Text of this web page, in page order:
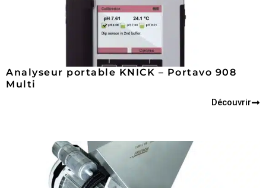
Analyseur portable KNICK – Portavo 908
Multi
Découvrir